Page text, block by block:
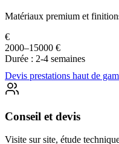
Matériaux premium et
€
2000–15000 €
Durée : 2-4 semaines
Devis prestations haut de
Conseil et devis
Visite sur site, étude